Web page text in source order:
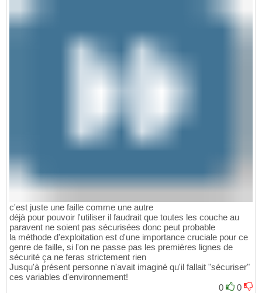
c'est juste une faille comme une autre
déjà pour pouvoir l'utiliser il faudrait que toutes les couche au
paravent ne soient pas sécurisées donc peut probable
la méthode d'exploitation est d'une importance cruciale pour ce
genre de faille, si l'on ne passe pas les premières lignes de
sécurité ça ne feras strictement rien
Jusqu'à présent personne n'avait imaginé qu'il fallait "sécuriser"
ces variables d'environnement!
0
0